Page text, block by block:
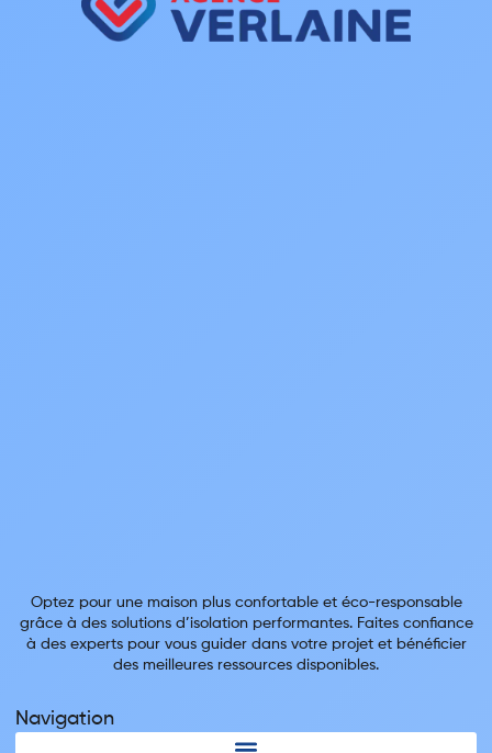
Optez pour une maison plus confortable et éco-responsable
grâce à des solutions d’isolation performantes. Faites confiance
à des experts pour vous guider dans votre projet et bénéficier
des meilleures ressources disponibles.
Navigation